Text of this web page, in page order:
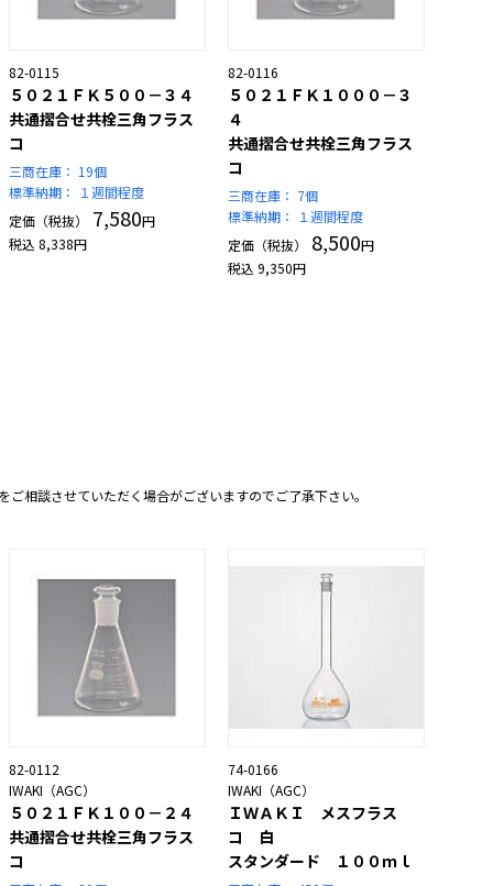
82-0115
５０２１ＦＫ５００－３４
共通摺合せ共栓三角フラス
コ
三商在庫： 19個
標準納期：
１週間程度
定価（税抜）
7,580円
税込 8,338円
82-0116
５０２１ＦＫ１０００－３
４
共通摺合せ共栓三角フラス
コ
三商在庫： 7個
標準納期：
１週間程度
定価（税抜）
8,500円
税込 9,350円
相談させていただく場合がございますのでご了承下さい。
82-0112
IWAKI（AGC）
５０２１ＦＫ１００－２４
共通摺合せ共栓三角フラス
コ
74-0166
IWAKI（AGC）
ＩＷＡＫＩ メスフラス
コ 白
スタンダード １００ｍｌ